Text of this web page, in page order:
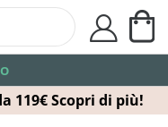
119€ Scopri di più!
user